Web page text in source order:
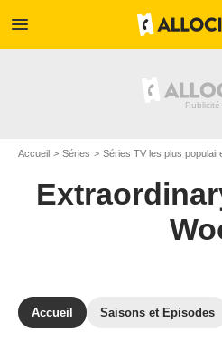
menu
Accueil Séries Séries TV les plus
Accueil Saisons et Episodes